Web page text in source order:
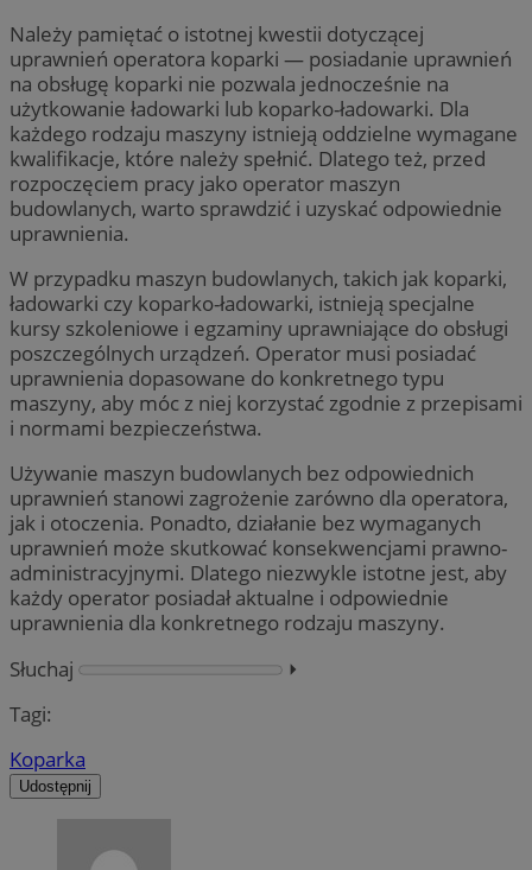
Należy pamiętać o istotnej kwestii dotyczącej
uprawnień operatora koparki — posiadanie uprawnień
na obsługę koparki nie pozwala jednocześnie na
użytkowanie ładowarki lub koparko-ładowarki. Dla
każdego rodzaju maszyny istnieją oddzielne wymagane
kwalifikacje, które należy spełnić. Dlatego też, przed
rozpoczęciem pracy jako operator maszyn
budowlanych, warto sprawdzić i uzyskać odpowiednie
uprawnienia.
W przypadku maszyn budowlanych, takich jak koparki,
ładowarki czy koparko-ładowarki, istnieją specjalne
kursy szkoleniowe i egzaminy uprawniające do obsługi
poszczególnych urządzeń. Operator musi posiadać
uprawnienia dopasowane do konkretnego typu
maszyny, aby móc z niej korzystać zgodnie z przepisami
i normami bezpieczeństwa.
Używanie maszyn budowlanych bez odpowiednich
uprawnień stanowi zagrożenie zarówno dla operatora,
jak i otoczenia. Ponadto, działanie bez wymaganych
uprawnień może skutkować konsekwencjami prawno-
administracyjnymi. Dlatego niezwykle istotne jest, aby
każdy operator posiadał aktualne i odpowiednie
uprawnienia dla konkretnego rodzaju maszyny.
Słuchaj
⏵︎
Tagi:
Koparka
Udostępnij